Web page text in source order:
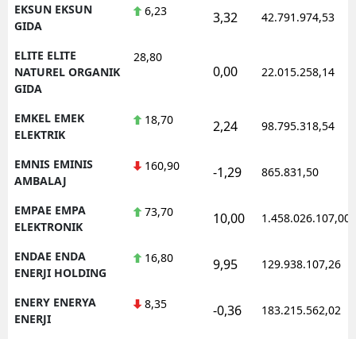
EKSUN EKSUN
GIDA
6,23 3,32 42.791.974,53
ELITE ELITE
NATUREL ORGANIK
GIDA
28,80
0,00 22.015.258,14
EMKEL EMEK
ELEKTRIK
18,70 2,24 98.795.318,54
EMNIS EMINIS
AMBALAJ
160,90 -1,29 865.831,50
EMPAE EMPA
ELEKTRONIK
73,70 10,00 1.458.026.107,00
ENDAE ENDA
ENERJI HOLDING
16,80 9,95 129.938.107,26
ENERY ENERYA
ENERJI
8,35 -0,36 183.215.562,02